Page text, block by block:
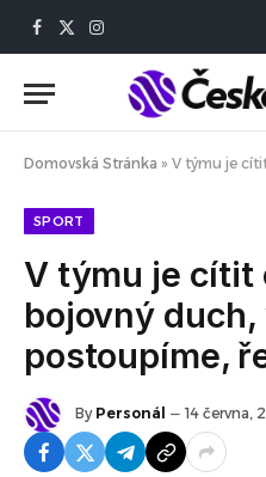
Facebook
X
Instagram
Domovská Stránka » V týmu je cítit
SPORT
V týmu je cítit
bojovný duch,
postoupíme,
By Personál 14 června,